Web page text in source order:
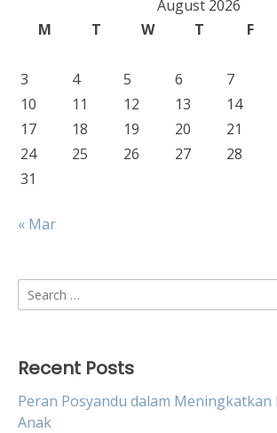
August 2026
M
T W T F
3
4 5 6 7
10
11 12 13 14
17
18 19 20 21
24
25 26 27 28
31
« Mar
Search
for:
Recent Posts
Peran Posyandu dalam Meningkatkan
Anak